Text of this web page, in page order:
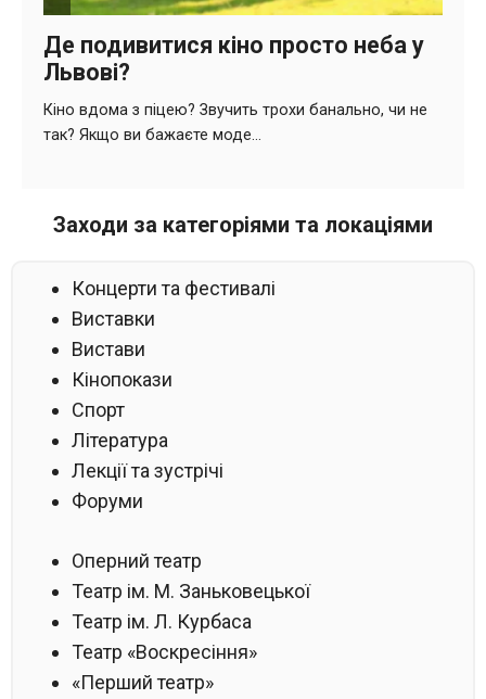
Заходи за категоріями та локаціями
Концерти та фестивалі
Виставки
Вистави
Кінопокази
Спорт
Література
Лекції та зустрічі
Форуми
Оперний театр
Театр ім. М. Заньковецької
Театр ім. Л. Курбаса
Театр «Воскресіння»
«Перший театр»